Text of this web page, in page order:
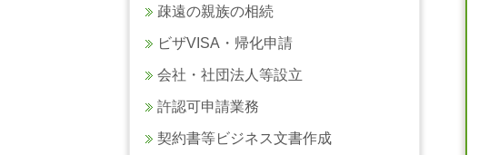
疎遠の親族の相続
ビザVISA・帰化申請
会社・社団法人等設立
許認可申請業務
契約書等ビジネス文書作成